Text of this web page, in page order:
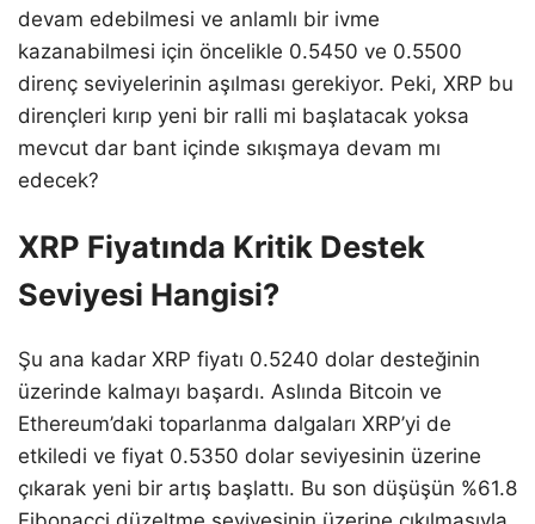
devam edebilmesi ve anlamlı bir ivme
kazanabilmesi için öncelikle 0.5450 ve 0.5500
direnç seviyelerinin aşılması gerekiyor. Peki, XRP bu
dirençleri kırıp yeni bir ralli mi başlatacak yoksa
mevcut dar bant içinde sıkışmaya devam mı
edecek?
XRP Fiyatında Kritik Destek
Seviyesi Hangisi?
Şu ana kadar XRP fiyatı 0.5240 dolar desteğinin
üzerinde kalmayı başardı. Aslında Bitcoin ve
Ethereum’daki toparlanma dalgaları XRP’yi de
etkiledi ve fiyat 0.5350 dolar seviyesinin üzerine
çıkarak yeni bir artış başlattı. Bu son düşüşün %61.8